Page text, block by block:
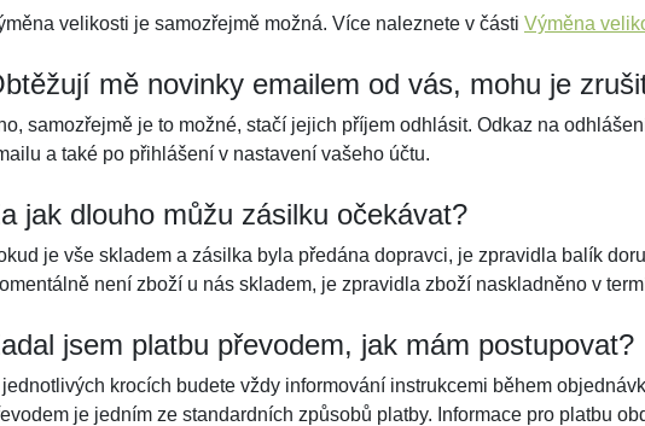
velikosti je samozřejmě možná. Více naleznete v části Výměna
mě novinky emailem od vás, mohu je
samozřejmě je to možné, stačí jejich příjem odhlásit. Odkaz na
a také po přihlášení v nastavení vašeho účtu.
jak dlouho můžu zásilku očekávat?
je vše skladem a zásilka byla předána dopravci, je zpravidla balík
není zboží u nás skladem, je zpravidla zboží naskladněno v
jsem platbu převodem, jak mám postupovat?
jednotlivých krocích budete vždy informování instrukcemi během
je jedním ze standardních způsobů platby. Informace pro platbu